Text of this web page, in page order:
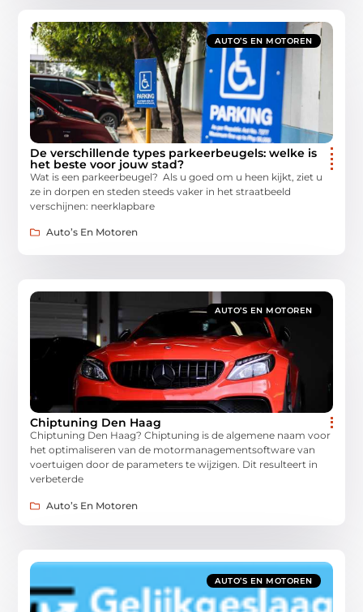
AUTO’S EN MOTOREN
De verschillende types parkeerbeugels: welke is
het beste voor jouw stad?
Wat is een parkeerbeugel? Als u goed om u heen kijkt, ziet u
ze in dorpen en steden steeds vaker in het straatbeeld
verschijnen: neerklapbare
Auto’s En Motoren
AUTO’S EN MOTOREN
Chiptuning Den Haag
Chiptuning Den Haag? Chiptuning is de algemene naam voor
het optimaliseren van de motormanagementsoftware van
voertuigen door de parameters te wijzigen. Dit resulteert in
verbeterde
Auto’s En Motoren
AUTO’S EN MOTOREN